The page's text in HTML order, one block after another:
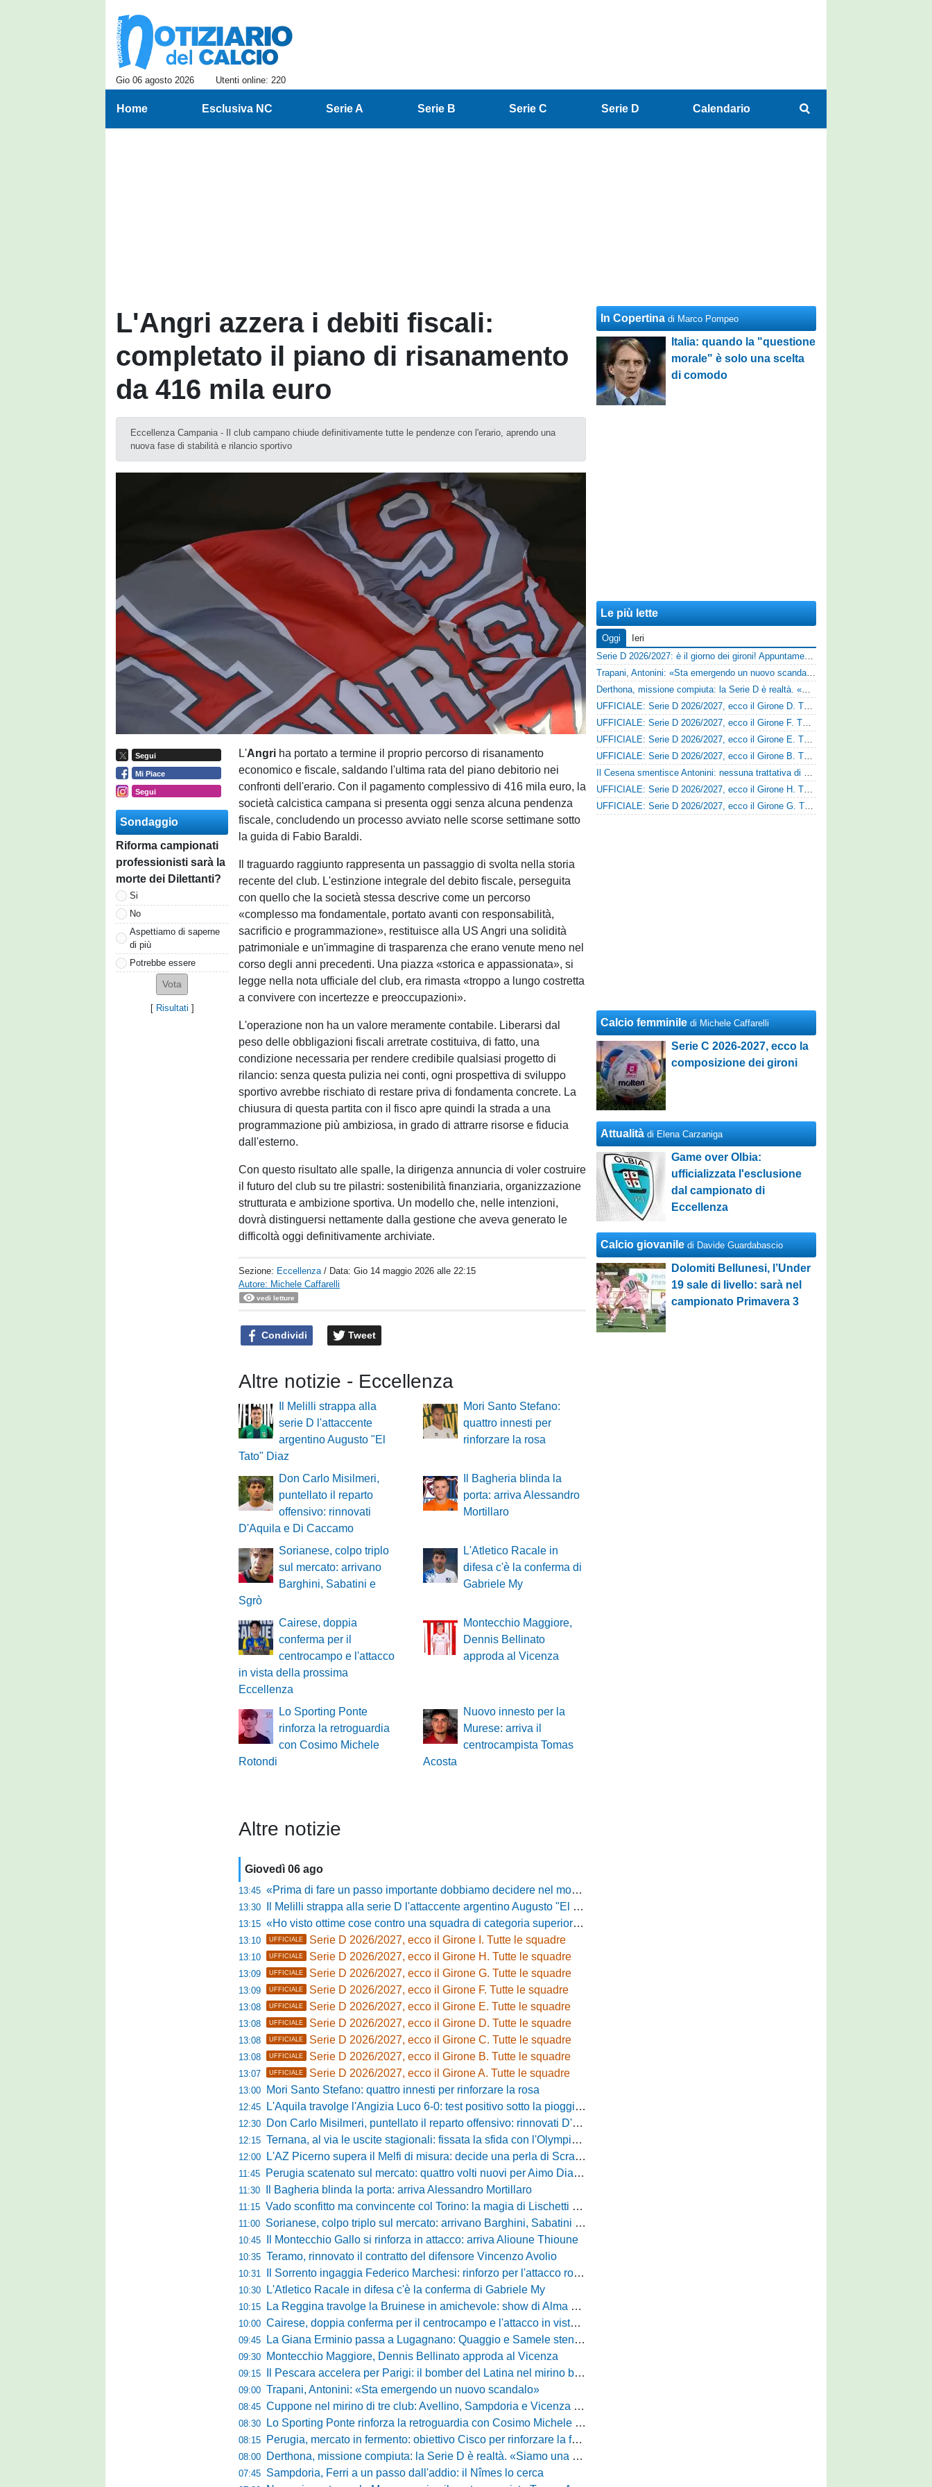
Gio 06 agosto 2026 Utenti online: 220
Home Esclusiva NC Serie A Serie B Serie C Serie D Calendario
L'Angri azzera i debiti fiscali:
completato il piano di risanamento
da 416 mila euro
Eccellenza Campania - Il club campano chiude definitivamente tutte le pendenze con l'erario, aprendo una
nuova fase di stabilità e rilancio sportivo
Segui
Mi Piace
Segui
Sondaggio
Riforma campionati
professionisti sarà la
morte dei Dilettanti?
Si
No
Aspettiamo di saperne
di più
Potrebbe essere
[ Risultati ]
L'Angri ha portato a termine il proprio percorso di risanamento
economico e fiscale, saldando l'ultima rata del piano debitorio nei
confronti dell'erario. Con il pagamento complessivo di 416 mila euro, la
società calcistica campana si presenta oggi senza alcuna pendenza
fiscale, concludendo un processo avviato nelle scorse settimane sotto
la guida di Fabio Baraldi.
Il traguardo raggiunto rappresenta un passaggio di svolta nella storia
recente del club. L'estinzione integrale del debito fiscale, perseguita
con quello che la società stessa descrive come un percorso
«complesso ma fondamentale, portato avanti con responsabilità,
sacrificio e programmazione», restituisce alla US Angri una solidità
patrimoniale e un'immagine di trasparenza che erano venute meno nel
corso degli anni precedenti. Una piazza «storica e appassionata», si
legge nella nota ufficiale del club, era rimasta «troppo a lungo costretta
a convivere con incertezze e preoccupazioni».
L'operazione non ha un valore meramente contabile. Liberarsi dal
peso delle obbligazioni fiscali arretrate costituiva, di fatto, una
condizione necessaria per rendere credibile qualsiasi progetto di
rilancio: senza questa pulizia nei conti, ogni prospettiva di sviluppo
sportivo avrebbe rischiato di restare priva di fondamenta concrete. La
chiusura di questa partita con il fisco apre quindi la strada a una
programmazione più ambiziosa, in grado di attrarre risorse e fiducia
dall'esterno.
Con questo risultato alle spalle, la dirigenza annuncia di voler costruire
il futuro del club su tre pilastri: sostenibilità finanziaria, organizzazione
strutturata e ambizione sportiva. Un modello che, nelle intenzioni,
dovrà distinguersi nettamente dalla gestione che aveva generato le
difficoltà oggi definitivamente archiviate.
Sezione: Eccellenza / Data:Gio 14 maggio 2026 alle 22:15
Autore: Michele Caffarelli
vedi letture
Condividi Tweet
Altre notizie - Eccellenza
Il Melilli strappa alla
serie D l'attaccente
argentino Augusto "El
Tato" Diaz
Mori Santo Stefano:
quattro innesti per
rinforzare la rosa
Don Carlo Misilmeri,
puntellato il reparto
offensivo: rinnovati
D'Aquila e Di Caccamo
Il Bagheria blinda la
porta: arriva Alessandro
Mortillaro
Sorianese, colpo triplo
sul mercato: arrivano
Barghini, Sabatini e
Sgrò
L'Atletico Racale in
difesa c'è la conferma di
Gabriele My
Cairese, doppia
conferma per il
centrocampo e l'attacco
in vista della prossima
Eccellenza
Montecchio Maggiore,
Dennis Bellinato
approda al Vicenza
Lo Sporting Ponte
rinforza la retroguardia
con Cosimo Michele
Rotondi
Nuovo innesto per la
Murese: arriva il
centrocampista Tomas
Acosta
Altre notizie
Giovedì 06 ago
13:45 «Prima di fare un passo importante dobbiamo decidere nel modo giusto»: Greco e il rebus mercato dopo la vittoria con l'Ossese
13:30 Il Melilli strappa alla serie D l'attaccente argentino Augusto "El Tato" Diaz
13:15 «Ho visto ottime cose contro una squadra di categoria superiore»: Franzini analizza il test del Piacenza
13:10 UFFICIALE Serie D 2026/2027, ecco il Girone I. Tutte le squadre
13:10 UFFICIALE Serie D 2026/2027, ecco il Girone H. Tutte le squadre
13:09 UFFICIALE Serie D 2026/2027, ecco il Girone G. Tutte le squadre
13:09 UFFICIALE Serie D 2026/2027, ecco il Girone F. Tutte le squadre
13:08 UFFICIALE Serie D 2026/2027, ecco il Girone E. Tutte le squadre
13:08 UFFICIALE Serie D 2026/2027, ecco il Girone D. Tutte le squadre
13:08 UFFICIALE Serie D 2026/2027, ecco il Girone C. Tutte le squadre
13:08 UFFICIALE Serie D 2026/2027, ecco il Girone B. Tutte le squadre
13:07 UFFICIALE Serie D 2026/2027, ecco il Girone A. Tutte le squadre
13:00 Mori Santo Stefano: quattro innesti per rinforzare la rosa
12:45 L'Aquila travolge l'Angizia Luco 6-0: test positivo sotto la pioggia, doppietta per Gasperoni
12:30 Don Carlo Misilmeri, puntellato il reparto offensivo: rinnovati D'Aquila e Di Caccamo
12:15 Ternana, al via le uscite stagionali: fissata la sfida con l'Olympia Thyrus tra lavoro di campo e incroci amarcord
12:00 L'AZ Picerno supera il Melfi di misura: decide una perla di Scravaglieri in avvio
11:45 Perugia scatenato sul mercato: quattro volti nuovi per Aimo Diana tra prestiti e acquisti a titolo definitivo
11:30 Il Bagheria blinda la porta: arriva Alessandro Mortillaro
11:15 Vado sconfitto ma convincente col Torino: la magia di Lischetti non basta, Abate passa 3-1
11:00 Sorianese, colpo triplo sul mercato: arrivano Barghini, Sabatini e Sgrò
10:45 Il Montecchio Gallo si rinforza in attacco: arriva Alioune Thioune
10:35 Teramo, rinnovato il contratto del difensore Vincenzo Avolio
10:31 Il Sorrento ingaggia Federico Marchesi: rinforzo per l'attacco rossonero
10:30 L'Atletico Racale in difesa c'è la conferma di Gabriele My
10:15 La Reggina travolge la Bruinese in amichevole: show di Alma con una cinquina
10:00 Cairese, doppia conferma per il centrocampo e l'attacco in vista della prossima Eccellenza
09:45 La Giana Erminio passa a Lugagnano: Quaggio e Samele stendono il Piacenza nel test estivo
09:30 Montecchio Maggiore, Dennis Bellinato approda al Vicenza
09:15 Il Pescara accelera per Parigi: il bomber del Latina nel mirino biancazzurro
09:00 Trapani, Antonini: «Sta emergendo un nuovo scandalo»
08:45 Cuppone nel mirino di tre club: Avellino, Sampdoria e Vicenza sull'attaccante dell'Entella
08:30 Lo Sporting Ponte rinforza la retroguardia con Cosimo Michele Rotondi
08:15 Perugia, mercato in fermento: obiettivo Cisco per rinforzare la fascia
08:00 Derthona, missione compiuta: la Serie D è realtà. «Siamo una società seria»
07:45 Sampdoria, Ferri a un passo dall'addio: il Nîmes lo cerca
In Copertina di Marco Pompeo
Italia: quando la "questione
morale" è solo una scelta
di comodo
Le più lette
Oggi
Ieri
Serie D 2026/2027: è il giorno dei gironi! Appuntamento fissato
Trapani, Antonini: «Sta emergendo un nuovo scandalo»
Derthona, missione compiuta: la Serie D è realtà. «Siamo una società seria»
UFFICIALE: Serie D 2026/2027, ecco il Girone D. Tutte le squadre
UFFICIALE: Serie D 2026/2027, ecco il Girone F. Tutte le squadre
UFFICIALE: Serie D 2026/2027, ecco il Girone E. Tutte le squadre
UFFICIALE: Serie D 2026/2027, ecco il Girone B. Tutte le squadre
Il Cesena smentisce Antonini: nessuna trattativa di cessione
UFFICIALE: Serie D 2026/2027, ecco il Girone H. Tutte le squadre
UFFICIALE: Serie D 2026/2027, ecco il Girone G. Tutte le squadre
Calcio femminile di Michele Caffarelli
Serie C 2026-2027, ecco la
composizione dei gironi
Attualità di Elena Carzaniga
Game over Olbia:
ufficializzata l'esclusione
dal campionato di
Eccellenza
Calcio giovanile di Davide Guardabascio
Dolomiti Bellunesi, l’Under
19 sale di livello: sarà nel
campionato Primavera 3